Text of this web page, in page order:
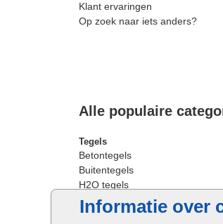
Informatie over
Klant ervaringen
Op zoek naar iets anders?
Alle populaire
Tegels
Betontegels
Buitentegels
H2O tegels
Keramische terrastegels
Oprit tegels